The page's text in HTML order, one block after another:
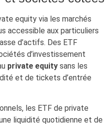
equity via les marchés
accessible aux particuliers
d’actifs. Des ETF
d’investissement
private equity sans les
et de tickets d’entrée
les ETF de private
liquidité quotidienne et de